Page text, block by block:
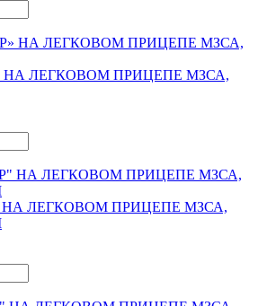
НА ЛЕГКОВОМ ПРИЦЕПЕ МЗСА,
НА ЛЕГКОВОМ ПРИЦЕПЕ МЗСА,